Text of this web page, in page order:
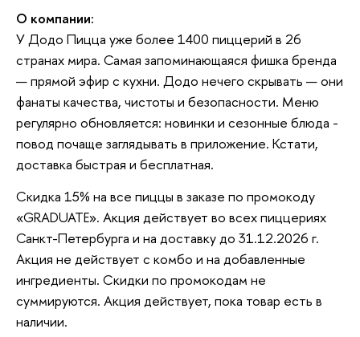
О компании:
У Додо Пицца уже более 1400 пиццерий в 26
странах мира. Самая запоминающаяся фишка бренда
— прямой эфир с кухни. Додо нечего скрывать — они
фанаты качества, чистоты и безопасности. Меню
регулярно обновляется: новинки и сезонные блюда -
повод почаще заглядывать в приложение. Кстати,
доставка быстрая и бесплатная.
Скидка 15% на все пиццы в заказе по промокоду
«GRADUATE». Акция действует во всех пиццериях
Санкт-Петербурга и на доставку до 31.12.2026 г.
Акция не действует с комбо и на добавленные
ингредиенты. Скидки по промокодам не
суммируются. Акция действует, пока товар есть в
наличии.